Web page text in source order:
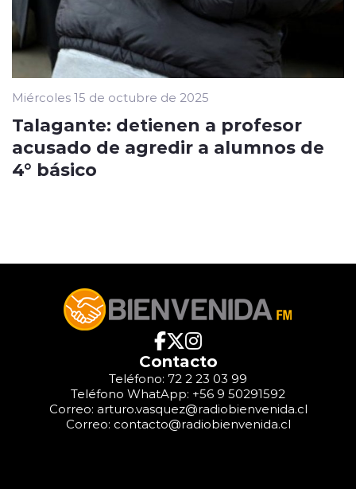
Miércoles 15 de octubre de 2025
Talagante: detienen a profesor
acusado de agredir a alumnos de
4° básico
Contacto
Teléfono: 72 2 23 03 99
Teléfono WhatApp: +56 9 50291592
Correo: arturo.vasquez@radiobienvenida.cl
Correo: contacto@radiobienvenida.cl